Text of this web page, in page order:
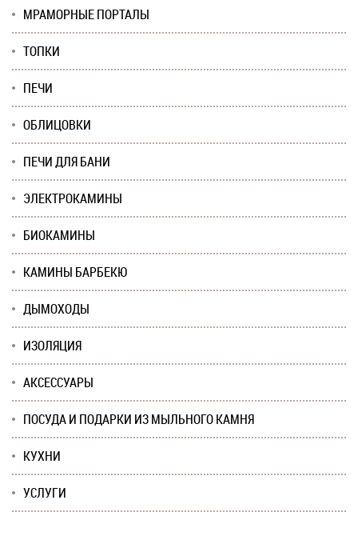
МРАМОРНЫЕ ПОРТАЛЫ
ТОПКИ
ПЕЧИ
ОБЛИЦОВКИ
ПЕЧИ ДЛЯ БАНИ
ЭЛЕКТРОКАМИНЫ
БИОКАМИНЫ
КАМИНЫ БАРБЕКЮ
ДЫМОХОДЫ
ИЗОЛЯЦИЯ
АКСЕССУАРЫ
ПОСУДА И ПОДАРКИ ИЗ МЫЛЬНОГО КАМНЯ
КУХНИ
УСЛУГИ